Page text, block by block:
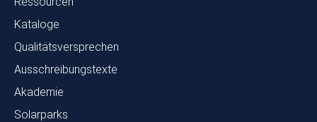
Kataloge
Qualitätsversprechen
Ausschreibungstexte
Akademie
Solarparks